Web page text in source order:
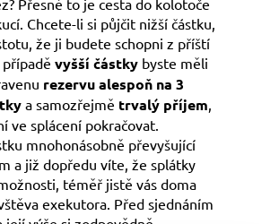
Přesně to je cesta do kolotoče
Chcete-li si půjčit nižší částku,
že ji budete schopni z příští
vyšší částkybyste měli
rezervu alespoň na 3
a samozřejmě trvalý příjem,
ve splácení pokračovat.
mnohonásobně převyšující
a již dopředu víte, že splátky
téměř jistě vás doma
exekutora. Před sjednáním